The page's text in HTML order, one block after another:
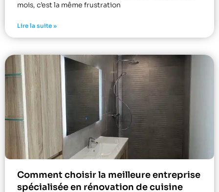
mois, c’est la même frustration
Lire la suite »
Comment choisir la meilleure entreprise
spécialisée en rénovation de cuisine